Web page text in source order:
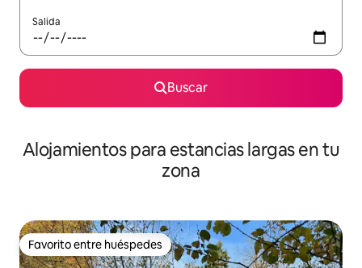
Salida
Buscar
Alojamientos para estancias largas en tu
zona
Favorito entre huéspedes
Favorito entre huéspedes